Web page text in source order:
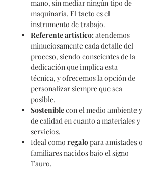
mano, sin mediar ningún tipo de
maquinaria. El tacto es el
instrumento de trabajo.
Referenteartístico:atendemos
minuciosamente cada detalle del
proceso, siendo conscientes de la
dedicación que implica esta
técnica, y ofrecemos la opción de
personalizar siempre que sea
posible.
Sosteniblecon el medio ambiente y
de calidad en cuanto a materiales y
servicios.
Ideal como regalopara amistades o
familiares nacidos bajo el signo
Tauro.